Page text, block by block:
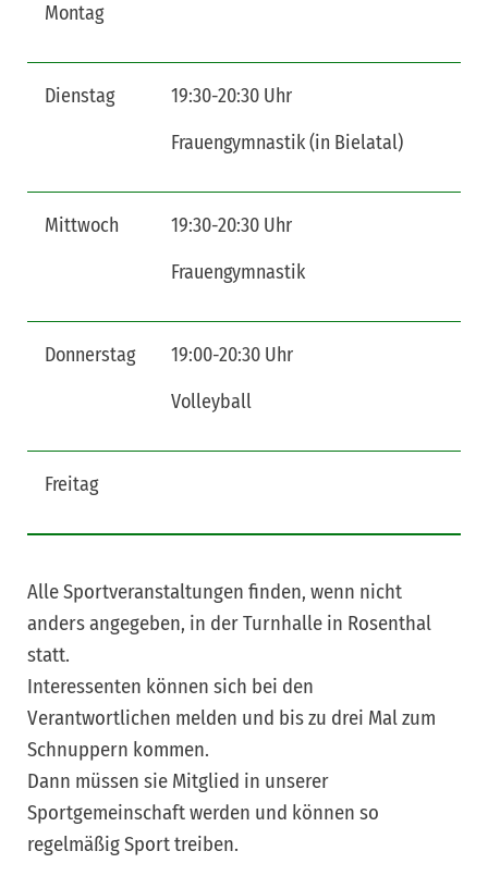
Montag
Dienstag
19:30-20:30 Uhr
Frauengymnastik (in Bielatal)
Mittwoch
19:30-20:30 Uhr
Frauengymnastik
Donnerstag
19:00-20:30 Uhr
Volleyball
Freitag
Alle Sportveranstaltungen finden, wenn nicht
anders angegeben, in der Turnhalle in Rosenthal
statt.
Interessenten können sich bei den
Verantwortlichen melden und bis zu drei Mal zum
Schnuppern kommen.
Dann müssen sie Mitglied in unserer
Sportgemeinschaft werden und können so
regelmäßig Sport treiben.